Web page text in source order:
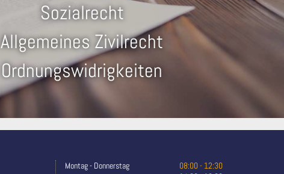
Sozialrecht
Allgemeines Zivilrecht
Ordnungswidrigkeiten
Montag - Donnerstag
08:00 - 12:30